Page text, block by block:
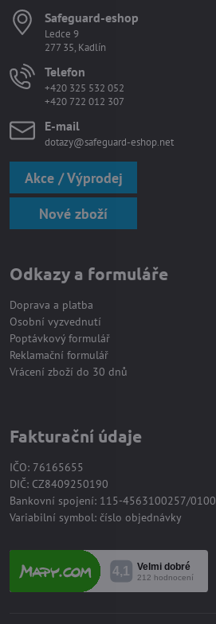
Safeguard-eshop
Ledce 9
277 35, Kadlín
Telefon
+420 325 532 052
+420 722 012 307
E-mail
dotazy@safeguard-eshop.net
Akce / Výprodej
Nové zboží
Odkazy a formuláře
Doprava a platba
Osobní vyzvednutí
Poptávkový formulář
Reklamační formulář
Vrácení zboží do 30 dnů
Fakturační údaje
IČO: 76165655
DIČ: CZ8409250190
Bankovní spojení: 115-4563100257/0100
Variabilní symbol: číslo objednávky